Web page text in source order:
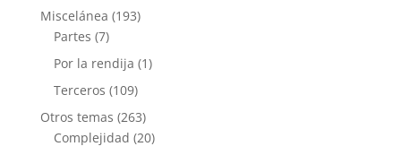
Miscelánea (193)
Partes (7)
Por la rendija (1)
Terceros (109)
Otros temas (263)
Complejidad (20)